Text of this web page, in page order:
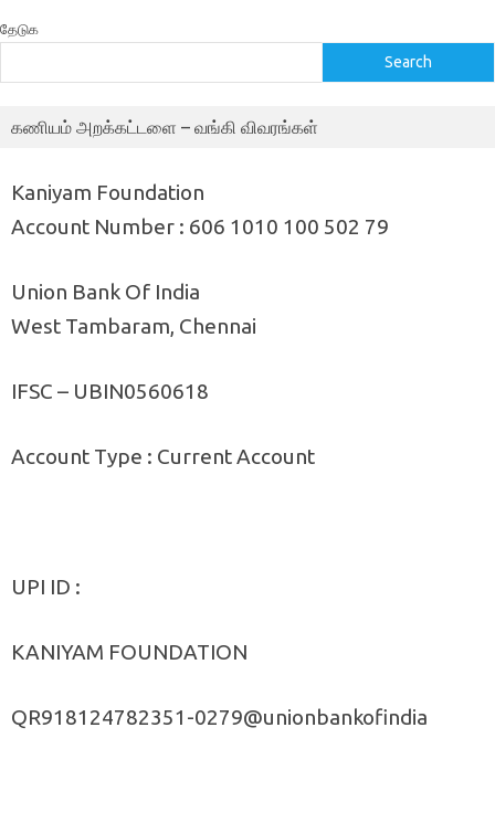
தேடுக
Search
கணியம் அறக்கட்டளை – வங்கி விவரங்கள்
Kaniyam Foundation
Account Number : 606 1010 100 502 79
Union Bank Of India
West Tambaram, Chennai
IFSC – UBIN0560618
Account Type : Current Account
UPI ID :
KANIYAM FOUNDATION
QR918124782351-0279@unionbankofindia